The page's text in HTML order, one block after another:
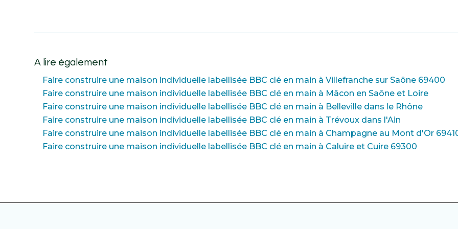
A lire également
Faire construire une maison individuelle labellisée BBC clé en main à Villefranche sur Saône 69400
Faire construire une maison individuelle labellisée BBC clé en main à Mâcon en Saône et Loire
Faire construire une maison individuelle labellisée BBC clé en main à Belleville dans le Rhône
Faire construire une maison individuelle labellisée BBC clé en main à Trévoux dans l'Ain
Faire construire une maison individuelle labellisée BBC clé en main à Champagne au Mont d'Or
Faire construire une maison individuelle labellisée BBC clé en main à Caluire et Cuire 69300